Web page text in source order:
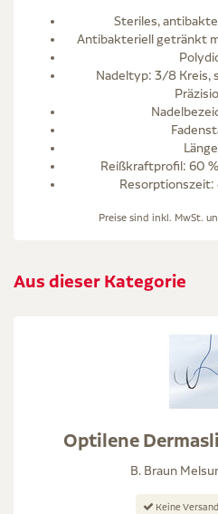
Steriles,
Antibakteriell getränkt
Nadeltyp: 3/8 Kreis,
Reißkraftprofil: 60
Resorptionszeit:
Preise sind inkl. MwSt.
Aus dieser Kategorie
Optilene
B. Braun
Keine